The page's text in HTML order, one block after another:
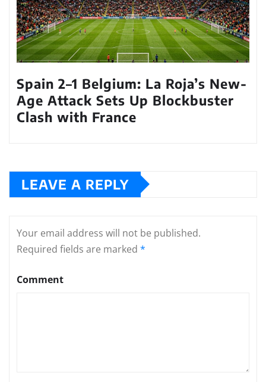
Spain 2–1 Belgium: La Roja’s New-
Age Attack Sets Up Blockbuster
Clash with France
LEAVE A REPLY
Your email address will not be published.
Required fields are marked *
Comment